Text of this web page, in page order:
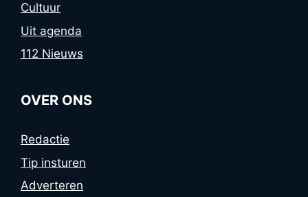
Cultuur
Uit agenda
112 Nieuws
OVER ONS
Redactie
Tip insturen
Adverteren